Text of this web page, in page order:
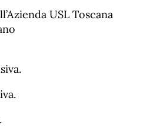
USL Toscana